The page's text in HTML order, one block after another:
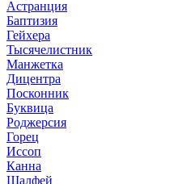
Астранция
Баптизия
Гейхера
Тысячелистник
Манжетка
Дицентра
Посконник
Буквица
Роджерсия
Горец
Иссоп
Канна
Шалфей